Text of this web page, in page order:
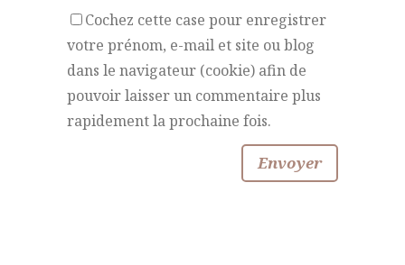
Cochez cette case pour enregistrer
votre prénom, e-mail et site ou blog
dans le navigateur (cookie) afin de
pouvoir laisser un commentaire plus
rapidement la prochaine fois.